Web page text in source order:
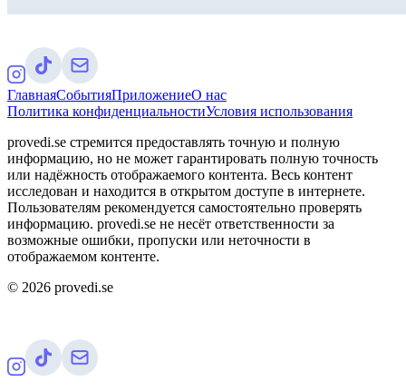
ГлавнаяСобытияПриложениеО нас
Политика конфиденциальностиУсловия использования
provedi.se стремится предоставлять точную и полную
информацию, но не может гарантировать полную точность
или надёжность отображаемого контента. Весь контент
исследован и находится в открытом доступе в интернете.
Пользователям рекомендуется самостоятельно проверять
информацию. provedi.se не несёт ответственности за
возможные ошибки, пропуски или неточности в
отображаемом контенте.
© 2026 provedi.se